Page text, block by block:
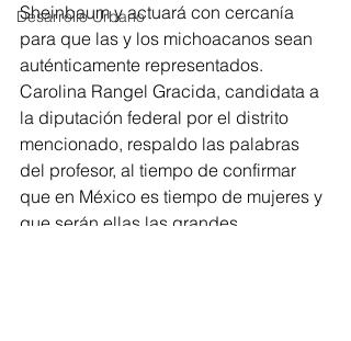
Desarrollo Urbano
Sheinbaum y actuará con cercanía
para que las y los michoacanos sean
auténticamente representados.
Carolina Rangel Gracida, candidata a
la diputación federal por el distrito
mencionado, respaldo las palabras
del profesor, al tiempo de confirmar
que en México es tiempo de mujeres y
que serán ellas las grandes